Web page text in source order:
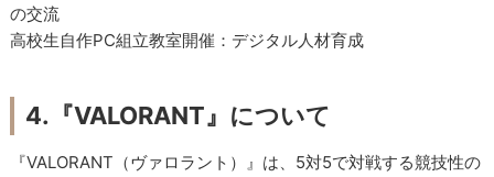
の交流
高校生自作PC組立教室開催：デジタル人材育成
4.『VALORANT』について
『VALORANT（ヴァロラント）』は、5対5で対戦する競技性の